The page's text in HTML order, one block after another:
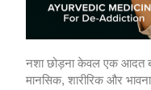
नशा छोड़ना केवल एक आदत
मानसिक, शारीरिक और